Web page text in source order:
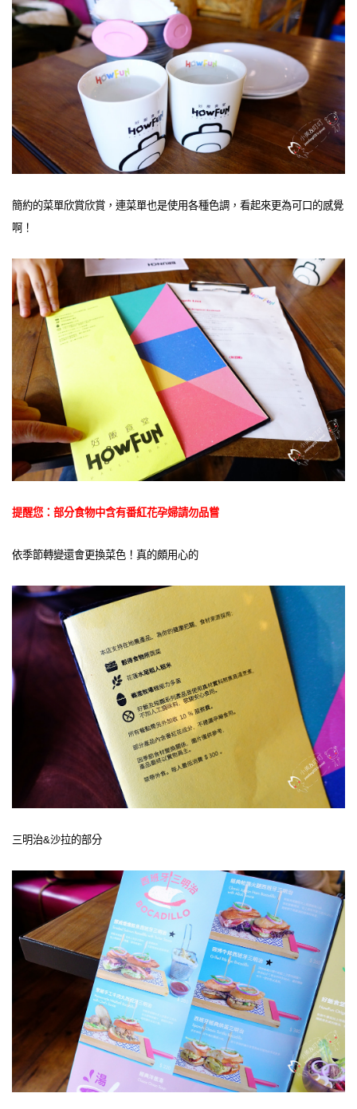
簡約的菜單欣賞欣賞，連菜單也是使用各種色調，看起來更為可口的感覺
啊！
提醒您：部分食物中含有番紅花孕婦請勿品嘗
依季節轉變還會更換菜色！真的頗用心的
三明治&沙拉的部分